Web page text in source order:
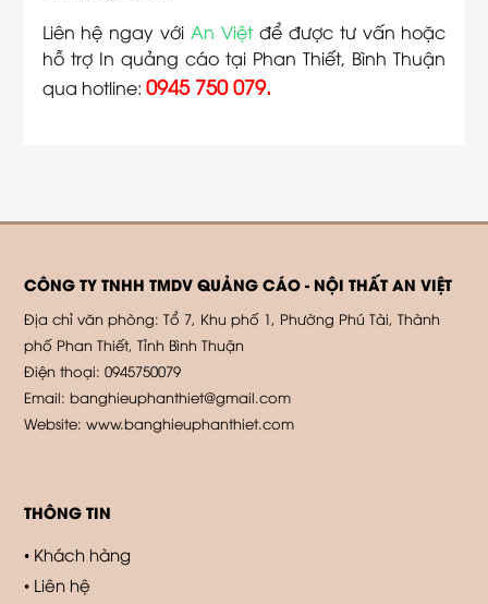
Liên hệ ngay vớiAn Việtđể được tư vấn hoặc
hỗ trợ In quảng cáo tại Phan Thiết, Bình Thuận
qua hotline: 0945 750 079.
CÔNG TY TNHH TMDV QUẢNG CÁO - NỘI THẤT AN VIỆT
Địa chỉ văn phòng: Tổ 7, Khu phố 1, Phường Phú Tài, Thành
phố Phan Thiết, Tỉnh Bình Thuận
Điện thoại: 0945750079
Email: banghieuphanthiet@gmail.com
Website: www.banghieuphanthiet.com
THÔNG TIN
Khách hàng
Liên hệ